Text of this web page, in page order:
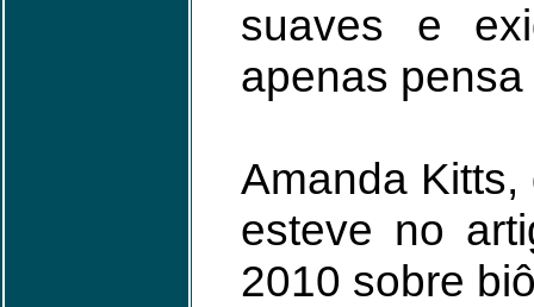
suaves e
apenas
Amanda
esteve no
2010 sobre